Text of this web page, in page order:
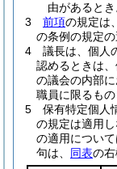
由があるとき
3
前項の規定は
の条例の規定の
4
議長は、個人
認めるときは
の議会の内部
職員に限るもの
5
保有特定個人
の規定は適用し
の適用につい
句は、 同表の右